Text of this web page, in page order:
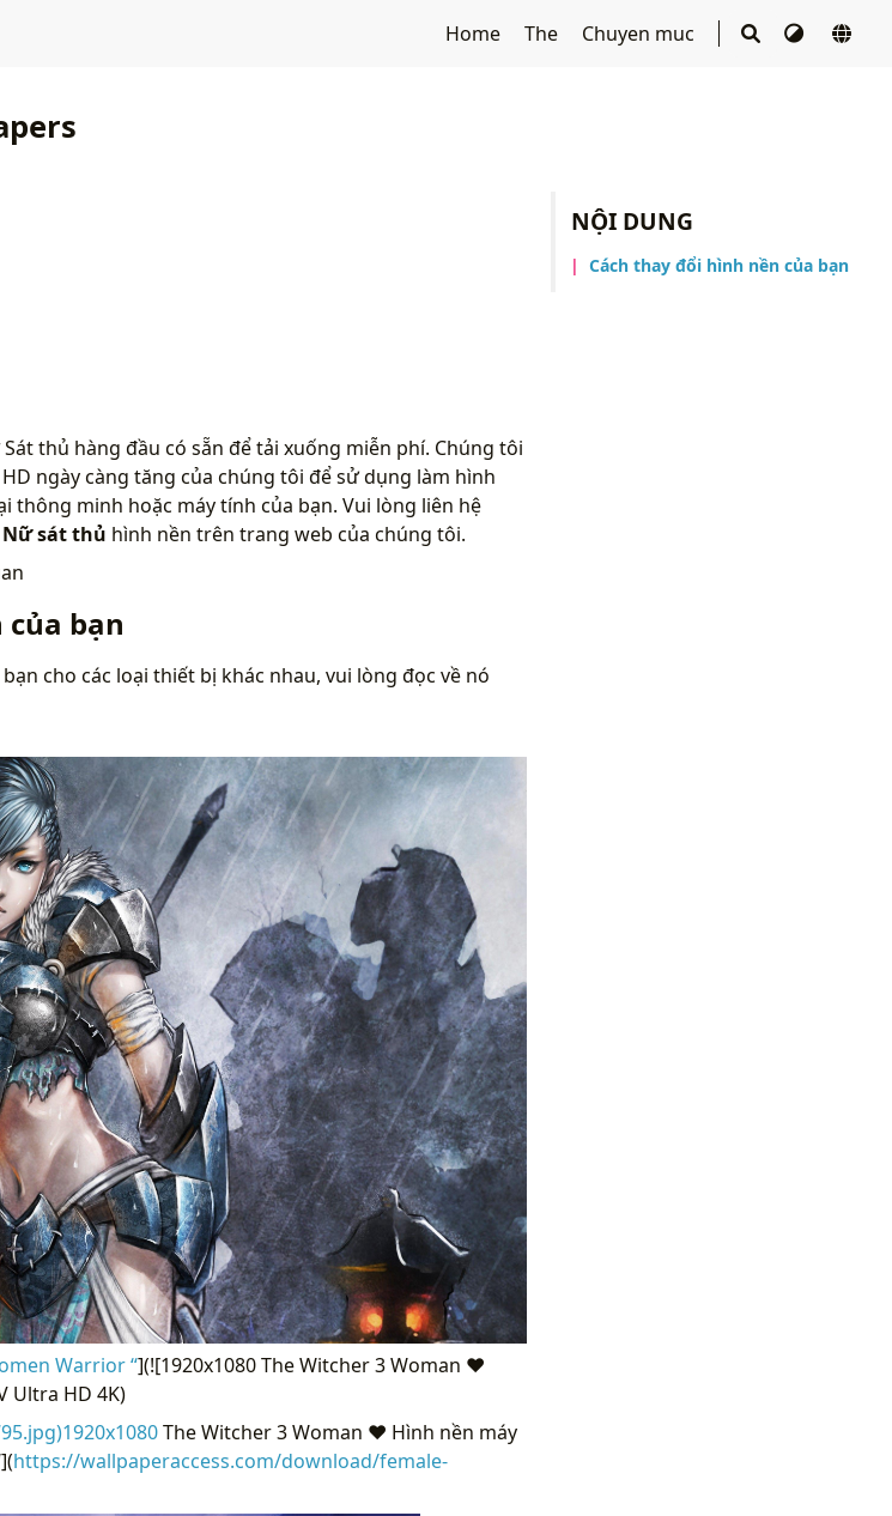
Home The Chuyen muc
NỘI DUNG
Cách thay đổi hình nền của bạn
thủ hàng đầu có sẵn để tải xuống miễn phí. Chúng tôi
ngày càng tăng của chúng tôi để sử dụng làm hình
thông minh hoặc máy tính của bạn. Vui lòng liên hệ
Nữ sát thủ hình nền trên trang web của chúng tôi.
bạn
cho các loại thiết bị khác nhau, vui lòng đọc về nó
Warrior “](![1920x1080 The Witcher 3 Woman ❤
Ultra HD 4K)
The Witcher 3 Woman ❤ Hình nền máy
https://wallpaperaccess.com/download/female-